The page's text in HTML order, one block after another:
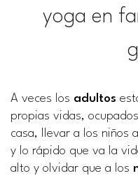
yoga en
A veces los adultos
propias vidas,
casa, llevar a los niños
y lo rápido que va la
alto y olvidar que a los